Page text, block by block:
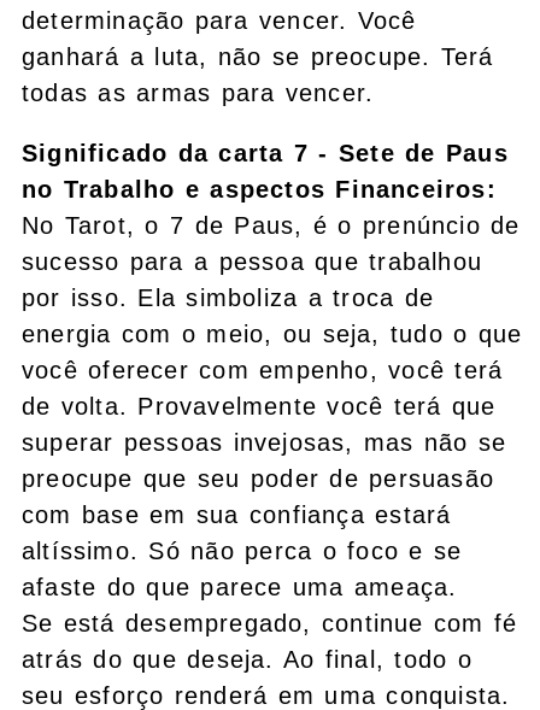
determinação para vencer. Você
ganhará a luta, não se preocupe. Terá
todas as armas para vencer.
Significado da carta 7 - Sete de Paus
no Trabalho e aspectos Financeiros:
No Tarot, o 7 de Paus, é o prenúncio de
sucesso para a pessoa que trabalhou
por isso. Ela simboliza a troca de
energia com o meio, ou seja, tudo o que
você oferecer com empenho, você terá
de volta. Provavelmente você terá que
superar pessoas invejosas, mas não se
preocupe que seu poder de persuasão
com base em sua confiança estará
altíssimo. Só não perca o foco e se
afaste do que parece uma ameaça.
Se está desempregado, continue com fé
atrás do que deseja. Ao final, todo o
seu esforço renderá em uma conquista.